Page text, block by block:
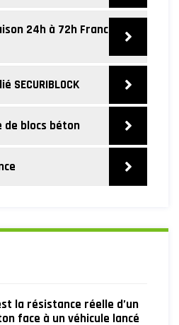
24h à 72h France
de blocs béton
la résistance réelle d’un
face à un véhicule lancé